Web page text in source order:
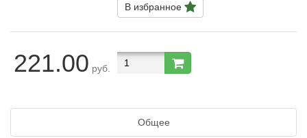
В избранное
221.00 руб.
Общее